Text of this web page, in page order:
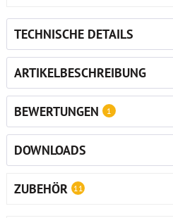
TECHNISCHE DETAILS
ARTIKELBESCHREIBUNG
BEWERTUNGEN 1
DOWNLOADS
ZUBEHÖR 11